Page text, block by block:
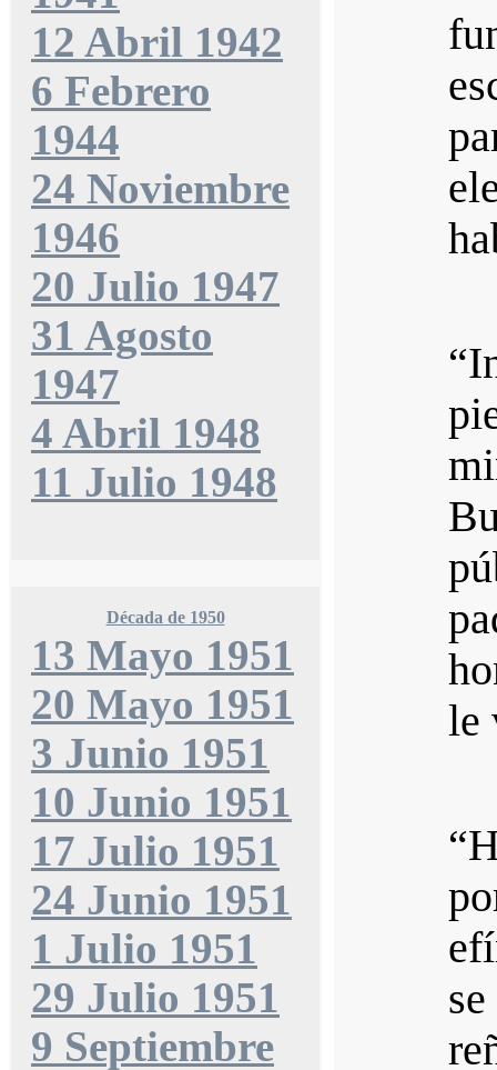
12 Abril 1942
6 Febrero
1944
24 Noviembre
1946
20 Julio 1947
31 Agosto
1947
4 Abril 1948
11 Julio 1948
Década de 1950
13 Mayo 1951
20 Mayo 1951
3 Junio 1951
10 Junio 1951
17 Julio 1951
24 Junio 1951
1 Julio 1951
29 Julio 1951
9 Septiembre
le